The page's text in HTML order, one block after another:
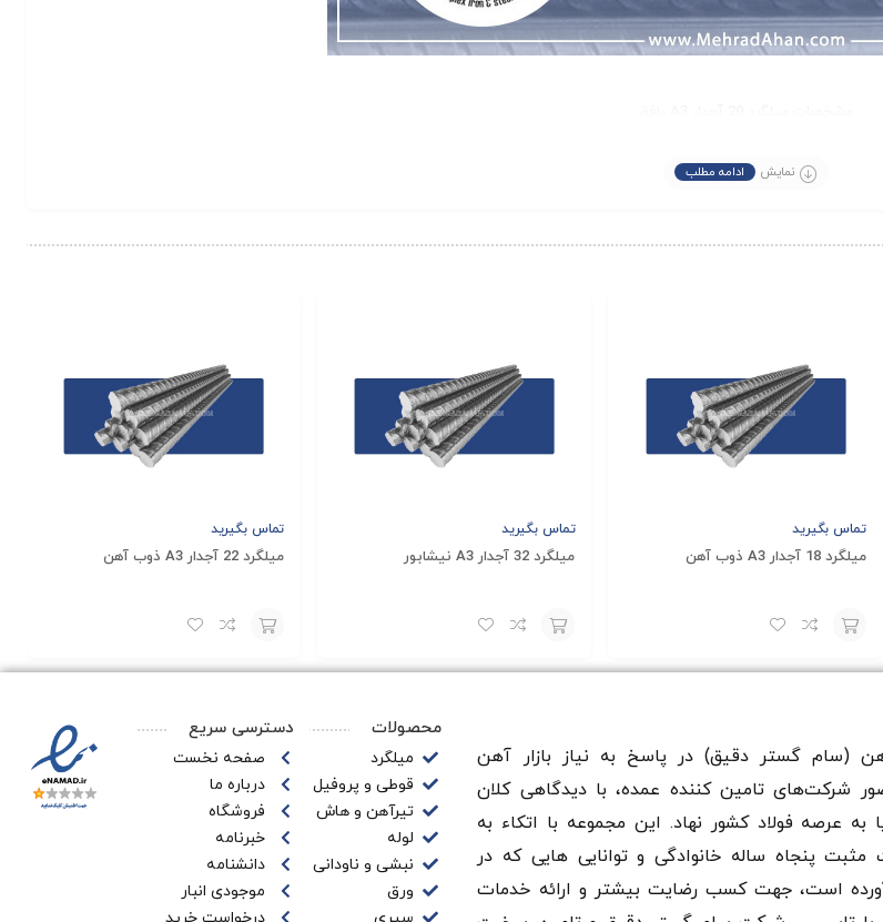
A3
کارخانه
در نتیجه، شما به راحتی می‌توانید راه‌حل ساختاری کاملی را برای پروژه‌ای که روی آن کار می‌کنید انتخاب کنید. در
در هر لحظه و بصورت رایگان از مشاوره کارشناسان ما درمجموعه مهرادآهن
در خصوص خرید محصول مناسب پروژه
نمایش ادامه مطلب
تماس بگیرید
میلگرد 18 آجدار A3 ذوب آهن
تماس بگیرید
میلگرد 32 آجدار A3 نیشابور
تماس بگیرید
میلگرد 22 آجدار A3 ذوب آهن
سبد
(سام گستر دقيق) در پاسخ به نیاز بازار آهن‌
شرکت‌های تامین کننده عمده، با دیدگاهی کلان
به عرصه فولاد کشور نهاد. این مجموعه با اتکاء به
مثبت پنجاه ساله خانوادگی و توانایی هایی که در
است، جهت کسب رضایت بیشتر و ارائه خدمات
محصولات
میلگرد
قوطی و پروفیل
تیرآهن و هاش
لوله
نبشی و ناودانی
ورق
دسترسی سریع
صفحه نخست
درباره ما
فروشگاه
خبرنامه
دانشنامه
موجودی انبار